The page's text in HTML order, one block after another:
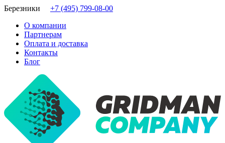
Березники
+7 (495) 799-08-00
О компании
Партнерам
Оплата и доставка
Контакты
Блог